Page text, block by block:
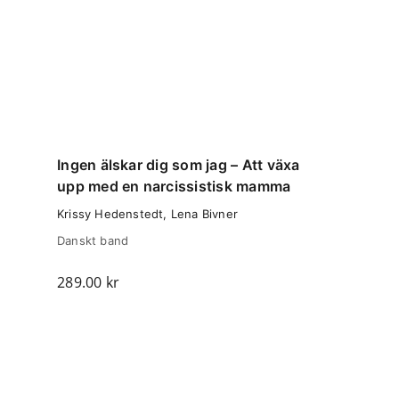
Ingen älskar dig som jag – Att växa
upp med en narcissistisk mamma
Krissy Hedenstedt, Lena Bivner
Danskt band
289.00 kr